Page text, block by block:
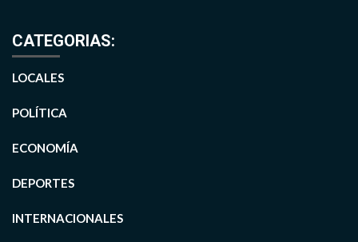
CATEGORIAS:
LOCALES
POLÍTICA
ECONOMÍA
DEPORTES
INTERNACIONALES